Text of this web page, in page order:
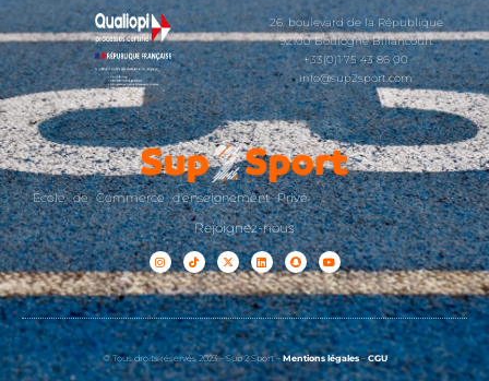
26, boulevard de la République
92100 Boulogne Billancourt
+33(0)1 75 43 86 00
info@sup2sport.com
École de Commerce d'enseignement Privé
Rejoignez-nous
© Tous droits réservés 2023 – Sup 2 Sport –Mentions légales–CGU